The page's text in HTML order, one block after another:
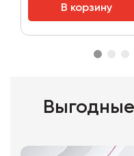
В корзину